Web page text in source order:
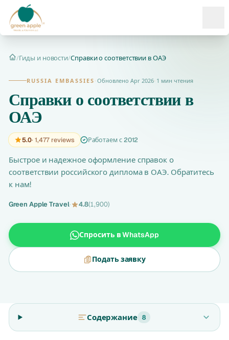
Главная
/Гиды и новости/Справки о соответствии в ОАЭ
RUSSIA EMBASSIES · Обновлено Apr 2026· 1 мин чтения
Справки о соответствии в
ОАЭ
5.0· 1,477 reviews Работаем с 2012
Быстрое и надежное оформление справок о
соответствии российского диплома в ОАЭ. Обратитесь
к нам!
Green Apple Travel· 4.8(1,900)
Спросить в WhatsApp
Подать заявку
Содержание 8